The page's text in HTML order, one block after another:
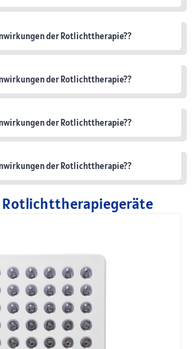
der Rotlichttherapie??
der Rotlichttherapie??
der Rotlichttherapie??
der Rotlichttherapie??
Rotlichttherapiegeräte